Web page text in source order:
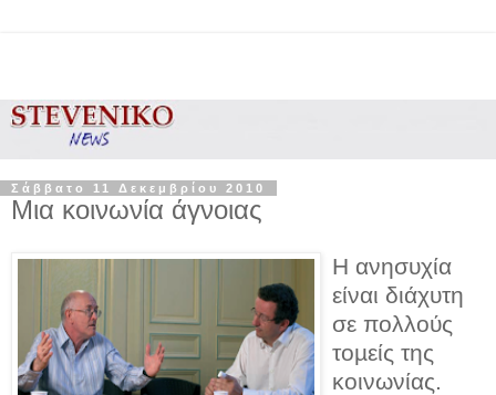
Σάββατο 11 Δεκεμβρίου 2010
Μια κοινωνία άγνοιας
Η ανησυχία
είναι διάχυτη
σε πολλούς
τοµείς της
κοινωνίας.